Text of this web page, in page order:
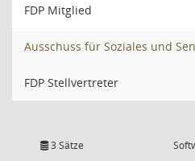
FDP Mitglied
Ausschuss für Soziales und
FDP Stellvertreter
3 Sätze